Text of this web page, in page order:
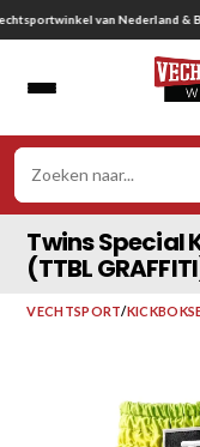
Ga
naar
Twins Special
(TTBL
VECHTSPORT/